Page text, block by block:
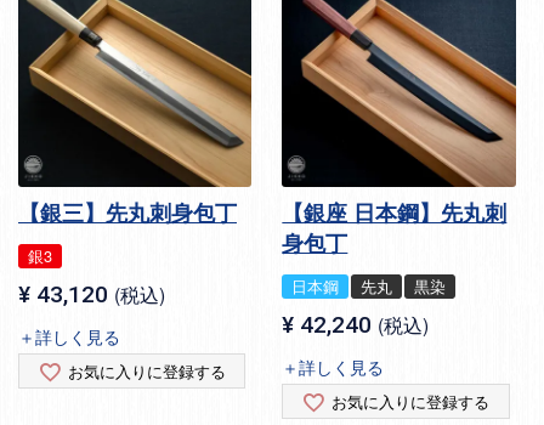
【銀三】先丸刺身包丁
銀3
¥ 43,120 税込
＋詳しく見る
お気に入りに登録する
【銀座 日本鋼】先丸刺
身包丁
日本鋼 先丸 黒染
¥ 42,240 税込
＋詳しく見る
お気に入りに登録する